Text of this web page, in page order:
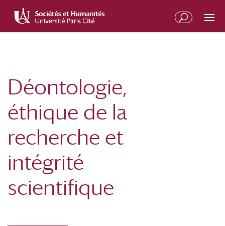
contenu
Déontologie,
éthique de la
recherche et
intégrité
scientifique